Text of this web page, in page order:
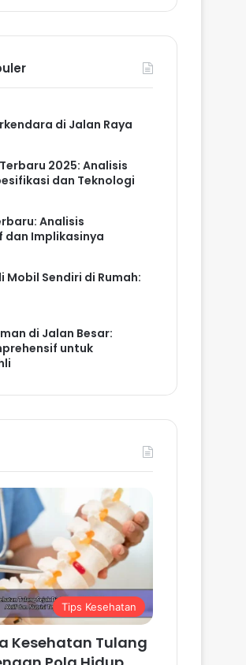
di Jalan Raya
2025: Analisis
dan Teknologi
Analisis
dan Implikasinya
Mobil Sendiri di Rumah:
di Jalan Besar:
untuk
Tips Kesehatan
Kesehatan Tulang